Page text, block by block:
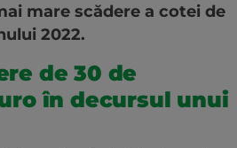
mare scădere a cotei de
2022.
de 30 de
în decursul unui